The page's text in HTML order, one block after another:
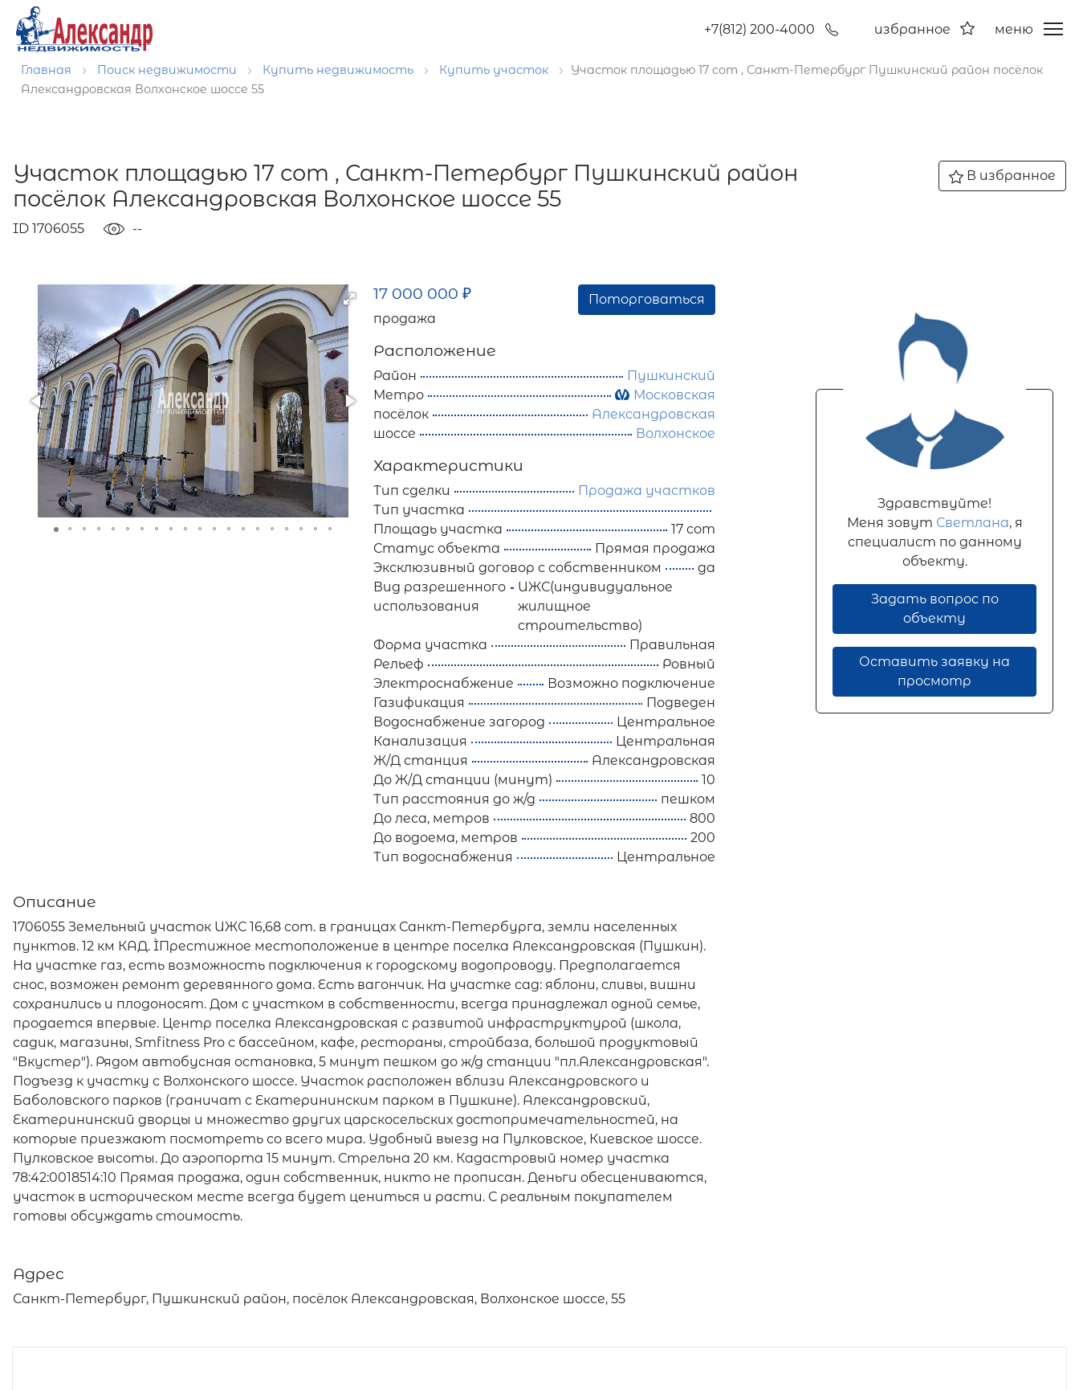
+7(812) 200-4000 избранное меню
Главная Поиск недвижимости Купить недвижимость Купить участок
Участок площадью 17 сот , Санкт-Петербург Пушкинский район посёлок
Александровская Волхонское шоссе 55
Участок площадью 17 сот , Санкт-Петербург Пушкинский район
посёлок Александровская Волхонское шоссе 55
ID 1706055 --
В избранное
17 000 000₽
продажа
Поторговаться
Расположение
Район
Пушкинский
Метро
Московская
посёлок
Александровская
шоссе
Волхонское
Характеристики
Тип сделки
Продажа участков
Тип участка
Площадь участка
17 сот
Статус объекта
Прямая продажа
Эксклюзивный договор с собственником
да
Вид разрешенного
использования
ИЖС(индивидуальное
жилищное
строительство)
Форма участка
Правильная
Рельеф
Ровный
Электроснабжение
Возможно подключение
Газификация
Подведен
Водоснабжение загород
Центральное
Канализация
Центральная
Ж/Д станция
Александровская
До Ж/Д станции (минут)
10
Тип расстояния до ж/д
пешком
До леса, метров
800
До водоема, метров
200
Тип водоснабжения
Центральное
Описание
1706055 Земельный участок ИЖС 16,68 сот. в границах Санкт-Петербурга, земли населенных
пунктов. 12 км КАД. ÌПрестижное местоположение в центре поселка Александровская (Пушкин).
На участке газ, есть возможность подключения к городскому водопроводу. Предполагается
снос, возможен ремонт деревянного дома. Есть вагончик. На участке сад: яблони, сливы, вишни
сохранились и плодоносят. Дом с участком в собственности, всегда принадлежал одной семье,
продается впервые. Центр поселка Александровская с развитой инфраструктурой (школа,
садик, магазины, Smfitness Pro с бассейном, кафе, рестораны, стройбаза, большой продуктовый
"Вкустер"). Рядом автобусная остановка, 5 минут пешком до ж/д станции "пл.Александровская".
Подъезд к участку с Волхонского шоссе. Участок расположен вблизи Александровского и
Баболовского парков (граничат с Екатерининским парком в Пушкине). Александровский,
Екатерининский дворцы и множество других царскосельских достопримечательностей, на
которые приезжают посмотреть со всего мира. Удобный выезд на Пулковское, Киевское шоссе.
Пулковское высоты. До аэропорта 15 минут. Стрельна 20 км. Кадастровый номер участка
78:42:0018514:10 Прямая продажа, один собственник, никто не прописан. Деньги обесцениваются,
участок в историческом месте всегда будет цениться и расти. С реальным покупателем
готовы обсуждать стоимость.
Здравствуйте!
Меня зовут Светлана, я
специалист по данному
объекту.
Задать вопрос по
объекту
Оставить заявку на
просмотр
Адрес
Санкт-Петербург, Пушкинский район, посёлок Александровская, Волхонское шоссе, 55